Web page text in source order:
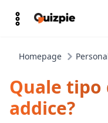
Homepage
Quale tipo
addice?